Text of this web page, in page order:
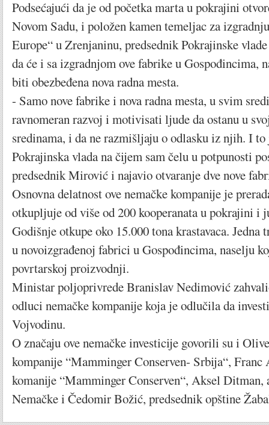
Podsećajući da je od početka marta u pokrajini
Novom Sadu, i položen kamen temeljac za
Europe“ u Zrenjaninu, predsednik Pokrajinske
da će i sa izgradnjom ove fabrike u Gospođincima,
biti obezbeđena nova radna mesta.
- Samo nove fabrike i nova radna mesta, u svim
ravnomeran razvoj i motivisati ljude da ostanu u
sredinama, i da ne razmišljaju o odlasku iz njih. I
Pokrajinska vlada na čijem sam čelu u potpunosti
predsednik Mirović i najavio otvaranje dve nove
Osnovna delatnost ove nemačke kompanije je
otkupljuje od više od 200 kooperanata u pokrajini i
Godišnje otkupe oko 15.000 tona krastavaca. Jedna
u novoizgrađenoj fabrici u Gospođincima, naselju
povrtarskoj proizvodnji.
Ministar poljoprivrede Branislav Nedimović
odluci nemačke kompanije koja je odlučila da
Vojvodinu.
O značaju ove nemačke investicije govorili su i
kompanije “Mamminger Conserven- Srbija“, Franc
komanije “Mamminger Conserven“, Aksel Ditman,
Nemačke i Čedomir Božić, predsednik opštine